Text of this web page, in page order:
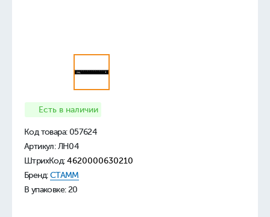
Есть в наличии
Код товара: 057624
Артикул: ЛН04
ШтрихКод: 4620000630210
Бренд: СТАММ
В упаковке: 20